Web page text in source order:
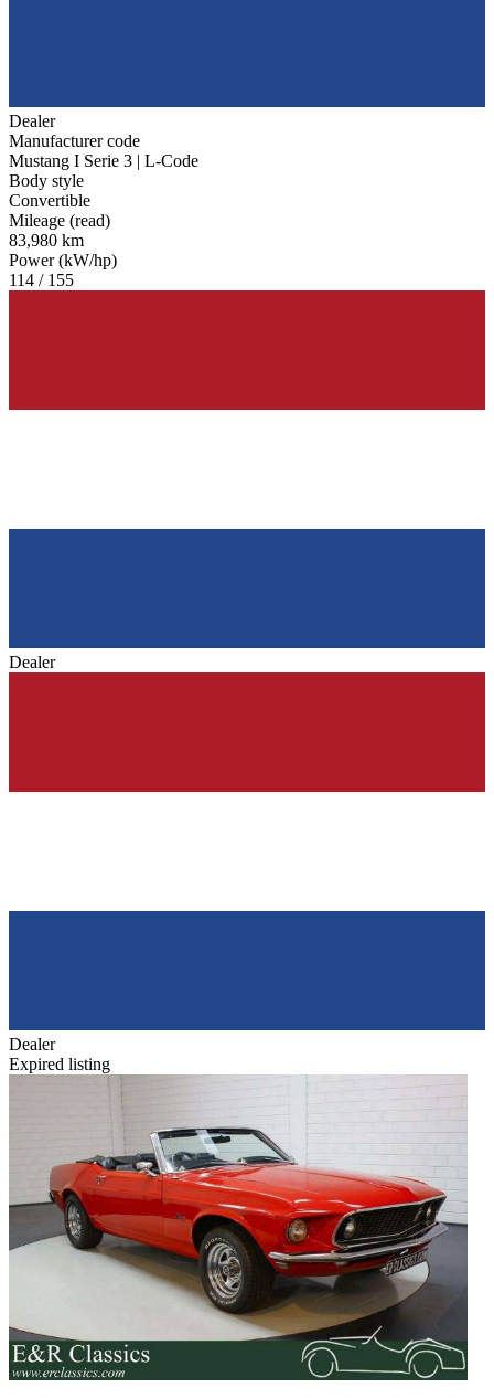
Dealer
Manufacturer code
Mustang I Serie 3 | L-Code
Body style
Convertible
Mileage (read)
83,980 km
Power (kW/hp)
114 / 155
Dealer
Dealer
Expired listing